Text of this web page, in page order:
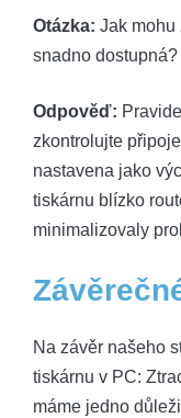
Otázka: Jak mohu
snadno dostupná?
Odpověď:
zkontrolujte
nastavena jako
tiskárnu blízko
minimalizovaly
Na závěr našeho
tiskárnu v PC:
máme jedno